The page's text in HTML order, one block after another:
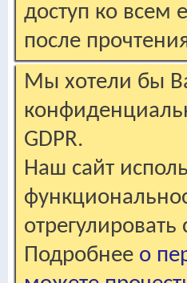
доступ ко
после
Мы хотели бы
GDPR.
Наш сайт
Подробнее о